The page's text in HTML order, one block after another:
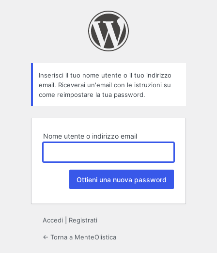
Inserisci il tuo nome utente o il tuo indirizzo
email. Riceverai un'email con le istruzioni su
come reimpostare la tua password.
Nome utente o indirizzo email
Accedi Registrati
← Torna a MenteOlistica